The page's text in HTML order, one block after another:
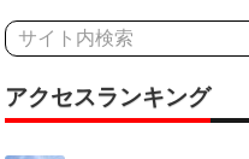
アクセスランキング